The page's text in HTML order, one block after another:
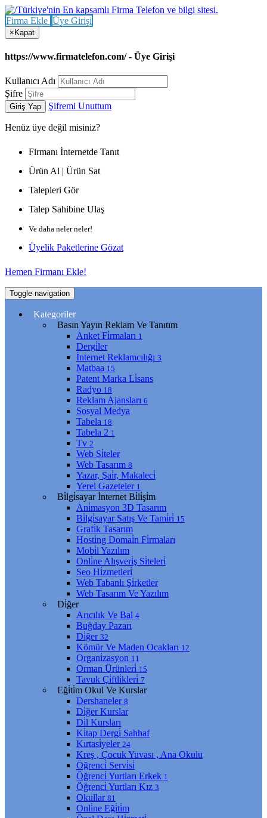
Firma Ekle Üye Girişi
× Kapat
https://www.firmatelefon.com/ - Üye Girişi
Kullanıcı Adı
Şifre
Giriş Yap Şifremi Unuttum
Henüz üye değil misiniz?
Firmanı İnternetde Tanıt
Ürün Al | Ürün Sat
Talepleri Gör
Talep Sahibine Ulaş
Ve daha neler neler!
Üyelik Paketlerine Gözat
Hemen Firmanı Ekle!
Toggle navigation
Kategoriler
Basın Yayın Reklam Ve Tanıtım
Anket Fi̇rmaları 1
Dergi̇ler
İnternet Reklamcılığı 3
Matbaa 15
Patent Marka Li̇sans
Radyo 18
Reklam Ajansları 6
Sosyal Medya
Tabela 18
Tabela 2 1
Tv 2
Web Si̇teler
Web Tasarım 8
Yazar, Şai̇r, Makaleci̇
Yerel Gazeteler 1
Bi̇lgi̇sayar İnternet Bi̇li̇şi̇m
Ani̇masyon 3D Tasarım
Bi̇lgi̇sayar Satış Ve Tami̇ri̇ 15
Grafi̇k Tasarım
Hosti̇ng Domai̇n Fi̇rmaları
Mobi̇l Yazılım
Onli̇ne Alışveri̇ş Si̇teleri̇
Seo Hi̇zmetleri̇
Web Tabanlı Şi̇rketler
Web Tasarım Ve Yazılım
Di̇ğer
Arıcılık Ve Bal 4
Buğday Pazarı
Di̇ğer 32
Kömür Ve Maden Ocakları 12
Organi̇zasyon 11
Orman Ürünleri̇ 15
Tavuk Çi̇ftli̇kleri̇ 7
Eği̇ti̇m Okul Ve Kurslar
Dershaneler 8
Di̇ğer Kurslar
Di̇l Kursları
Ki̇tap Dergi̇ Sahhaf
Kırtasi̇yeler 24
Kreş , Çocuk Yuvası , Ana Okulu
Öğrenci̇ Servi̇si̇
Öğrenci̇ Yurtları Erkek 1
Öğrenci̇ Yurtları Kız 3
Okullar 81
Onli̇ne Eği̇ti̇m